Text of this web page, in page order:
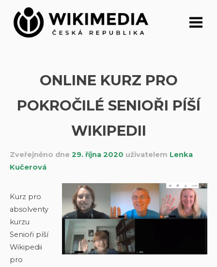
Přeskočit
obsah
ONLINE KURZ PRO
POKROČILÉ SENIOŘI PÍŠÍ
WIKIPEDII
Zveřejněno dne 29. října 2020 uživatelem Lenka
Kučerová
Kurz pro
absolventy
kurzu
Senioři píší
Wikipedii
pro